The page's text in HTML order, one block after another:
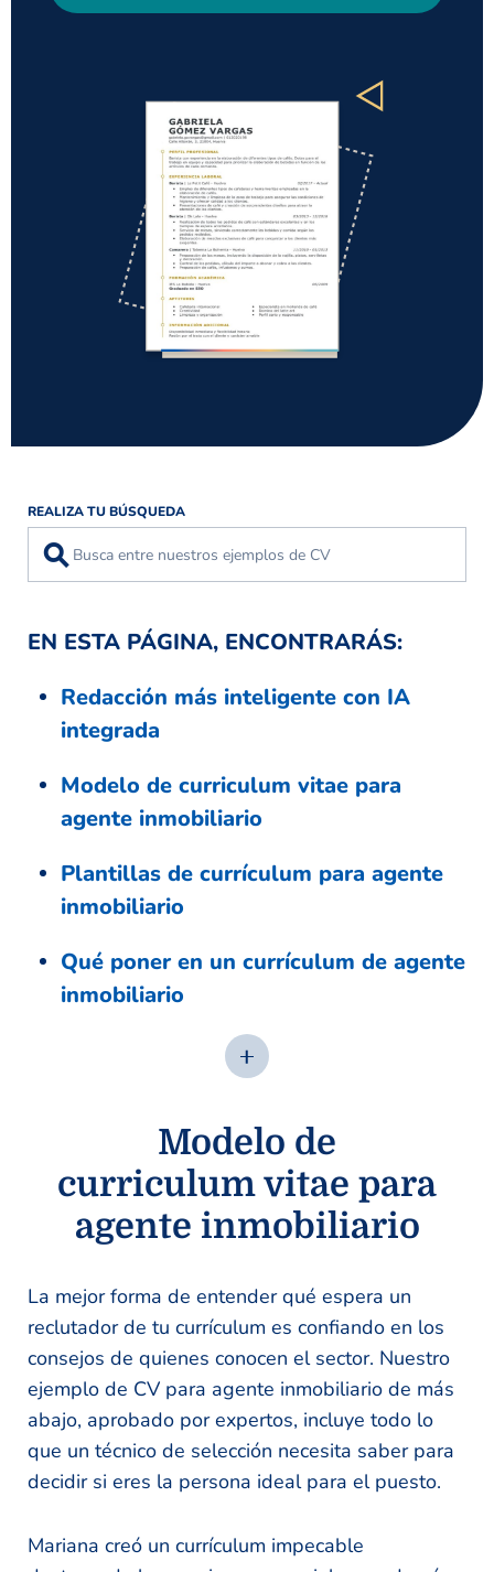
REALIZA TU BÚSQUEDA
⚲
EN ESTA PÁGINA, ENCONTRARÁS:
Redacción más inteligente con IA
integrada
Modelo de curriculum vitae para
agente inmobiliario
Plantillas de currículum para agente
inmobiliario
Qué poner en un currículum de agente
inmobiliario
Modelo de
curriculum vitae para
agente inmobiliario
La mejor forma de entender qué espera un
reclutador de tu currículum es confiando en los
consejos de quienes conocen el sector. Nuestro
ejemplo de CV para agente inmobiliario de más
abajo, aprobado por expertos, incluye todo lo
que un técnico de selección necesita saber para
decidir si eres la persona ideal para el puesto.
Mariana creó un currículum impecable